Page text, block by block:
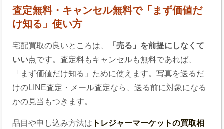
査定無料・キャンセル無料で「まず価値だ
け知る」使い方
宅配買取の良いところは、
「売る」を前提にしなくて
いい点です。査定料もキャンセルも無料であれば、
「まず価値だけ知る」ために使えます。写真を送るだ
けのLINE査定・メール査定なら、送る前に対象になる
かの見当もつきます。
品目や申し込み方法は トレジャーマーケットの買取相